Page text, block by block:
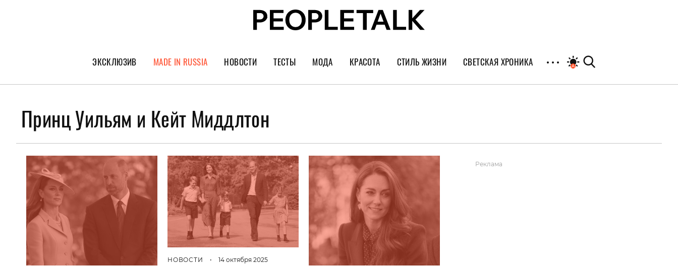
ЭКСКЛЮЗИВ
ГЕРОИ PEOPLETALK
ИНТЕРВЬЮ
ПОКОЛЕНИЕ
MADE IN RUSSIA НОВОСТИ ТЕСТЫ МОДА
Тренды
Украшения и часы
КРАСОТА
Уход за лицом
Парфюм
Спорт
Диеты
Пластика
СТИЛЬ ЖИЗНИ
Культура
Путешествия
Психология
Дизайн
Гаджеты и авто
СВЕТСКАЯ ХРОНИКА
Принц Уильям и Кейт Миддлтон
НОВОСТИ • 14 октября 2025
Реклама